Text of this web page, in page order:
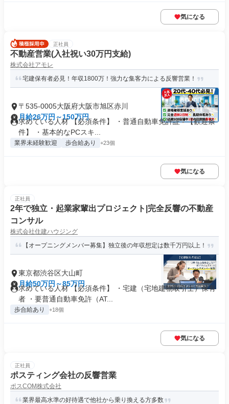
気になる
正社員
不動産営業(入社祝い30万円支給)
株式会社アモレ
宅建保有者必見！年収1800万！強力な集客力による反響営業！
〒535-0005大阪府大阪市旭区赤川
月給26万円～150万円
求めている人材 【必須条件】 ・普通自動車免許証 - 【歓迎条
件】 ・基本的なPCスキ...
業界未経験歓迎 歩合給あり +23個
気になる
正社員
2年で独立・起業家輩出プロジェクト|完全反響の不動産
コンサル
株式会社住建ハウジング
【オープニングメンバー募集】独立後の年収想定は数千万円以上！
東京都渋谷区大山町
月給50万円～85万円
求めている人材 【必須条件】 ・宅建（宅地建物取引士）保有
者 ・要普通自動車免許（AT...
歩合給あり +18個
気になる
正社員
ポスティング会社の反響営業
ポスCOM株式会社
業界最高水準の好待遇で他社から乗り換える方多数